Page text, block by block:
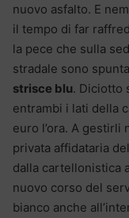
nuovo asfalto. E
il tempo di far
la pece che sulla
stradale sono
strisce blu. Diciotto
entrambi i lati della
euro l’ora. A gestirli
privata affidataria
dalla cartellonistica
nuovo corso del
bianco anche